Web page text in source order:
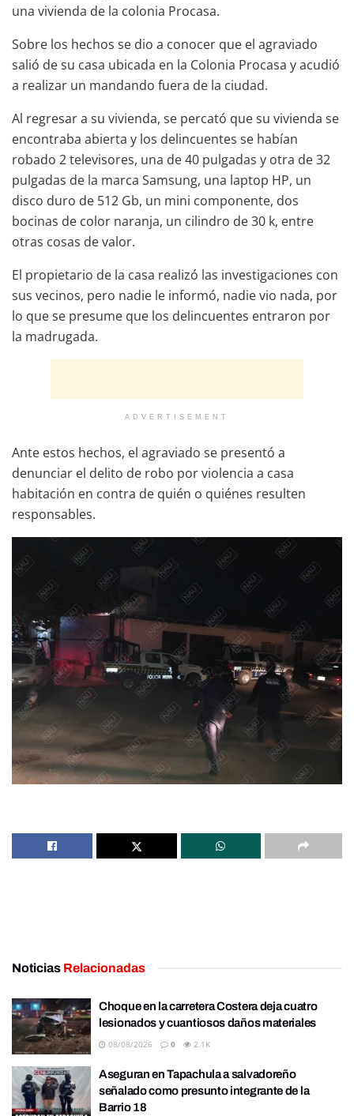
una vivienda de la colonia Procasa.
Sobre los hechos se dio a conocer que el agraviado
salió de su casa ubicada en la Colonia Procasa y acudió
a realizar un mandando fuera de la ciudad.
Al regresar a su vivienda, se percató que su vivienda se
encontraba abierta y los delincuentes se habían
robado 2 televisores, una de 40 pulgadas y otra de 32
pulgadas de la marca Samsung, una laptop HP, un
disco duro de 512 Gb, un mini componente, dos
bocinas de color naranja, un cilindro de 30 k, entre
otras cosas de valor.
El propietario de la casa realizó las investigaciones con
sus vecinos, pero nadie le informó, nadie vio nada, por
lo que se presume que los delincuentes entraron por
la madrugada.
ADVERTISEMENT
Ante estos hechos, el agraviado se presentó a
denunciar el delito de robo por violencia a casa
habitación en contra de quién o quiénes resulten
responsables.
Noticias Relacionadas
Choque en la carretera Costera deja cuatro
lesionados y cuantiosos daños materiales
08/08/2026 0 2.1K
Aseguran en Tapachula a salvadoreño
señalado como presunto integrante de la
Barrio 18